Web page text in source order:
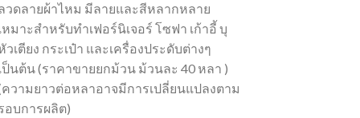
วดลายผ้าไหม มีลายและสีหลากหลาย
หมาะสำหรับทำเฟอร์นิเจอร์ โซฟา เก้าอี้ บุ
วเตียง กระเป๋า และเครื่องประดับต่างๆ
ป็นต้น (ราคาขายยกม้วน ม้วนละ 40 หลา )
วามยาวต่อหลาอาจมีการเปลี่ยนแปลงตาม
อบการผลิต)